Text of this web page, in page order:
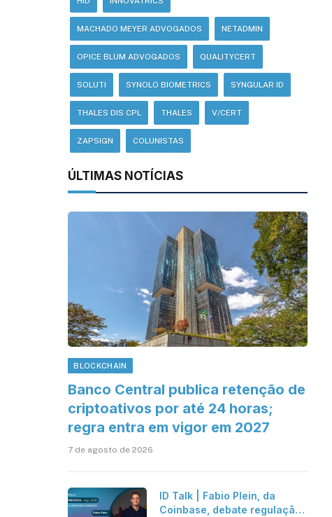
MACHADO MEYER ADVOGADOS NETADMIN
OPICE BLUM ADVOGADOS QUALITYCERT
SOLUTI SYNOLO BIOMETRICS SYNGULAR ID
THALES DIS CPL THALES V/CERT
ZAPSIGN COLUNISTAS
ÚLTIMAS NOTÍCIAS
BLOCKCHAIN
Banco Central publica retenção de
criptoativos por até 24 horas;
regra entra em vigor em 2027
7 de agosto de 2026
ID Talk | Fabio Plein, da
Coinbase, debate regulação,